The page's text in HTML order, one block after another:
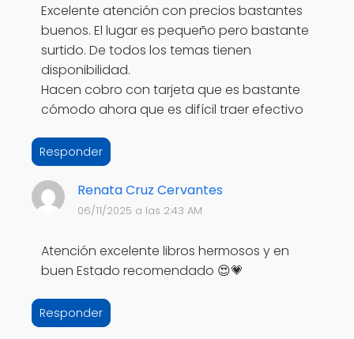
Excelente atención con precios bastantes
buenos. El lugar es pequeño pero bastante
surtido. De todos los temas tienen
disponibilidad.
Hacen cobro con tarjeta que es bastante
cómodo ahora que es difícil traer efectivo
Responder
Renata Cruz Cervantes
06/11/2025 a las 2:43 AM
Atención excelente libros hermosos y en
buen Estado recomendado 😍💗
Responder